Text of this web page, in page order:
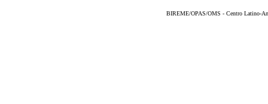
BIREME/OPAS/OMS - Centro Latino-